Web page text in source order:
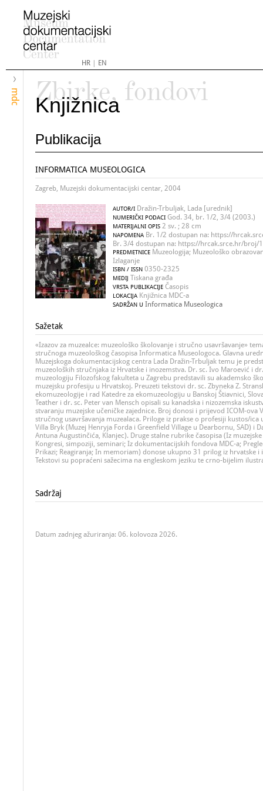
HR| EN
mdc
Zbirke, fondovi
Knjižnica
Publikacija
INFORMATICA MUSEOLOGICA
Zagreb, Muzejski dokumentacijski centar, 2004
AUTOR/I Dražin-Trbuljak, Lada [urednik]
NUMERIČKI PODACI God. 34, br. 1/2, 3/4 (2003.)
MATERIJALNI OPIS 2 sv. ; 28 cm
NAPOMENA Br. 1/2 dostupan na: https://
Br. 3/4 dostupan na: https://hrcak.srce.hr/broj/
PREDMETNICE Muzeologija; Muzeološko
Izlaganje
ISBN / ISSN 0350-2325
MEDIJ Tiskana građa
VRSTA PUBLIKACIJE Časopis
LOKACIJA Knjižnica MDC-a
SADRŽAN U Informatica Museologica
Sažetak
«Izazov za muzealce: muzeološko školovanje i stručno usavršavanje»
stručnoga muzeološkog časopisa Informatica Museologoca. Glavna
Muzejskoga dokumentacijskog centra Lada Dražin-Trbuljak temu je
muzeoloških stručnjaka iz Hrvatske i inozemstva. Dr. sc. Ivo Maroević i
muzeologiju Filozofskog fakulteta u Zagrebu predstavili su akademsko
muzejsku profesiju u Hrvatskoj. Preuzeti tekstovi dr. sc. Zbyneka Z.
ekomuzeologije i rad Katedre za ekomuzeologiju u Banskoj Štiavnici,
Teather i dr. sc. Peter van Mensch opisali su kanadska i nizozemska
stvaranju muzejske učeničke zajednice. Broj donosi i prijevod ICOM-ova
stručnog usavršavanja muzealaca. Priloge iz prakse o profesiji kustos/ica
Villa Bryk (Muzej Henryja Forda i Greenfield Village u Dearbornu, SAD) i
Antuna Augustinčića, Klanjec). Druge stalne rubrike časopisa (Iz
Kongresi, simpoziji, seminari; Iz dokumentacijskih fondova MDC-a;
Prikazi; Reagiranja; In memoriam) donose ukupno 31 prilog iz hrvatske i
Tekstovi su popraćeni sažecima na engleskom jeziku te crno-bijelim
Sadržaj
Datum zadnjeg ažuriranja: 06. kolovoza 2026.